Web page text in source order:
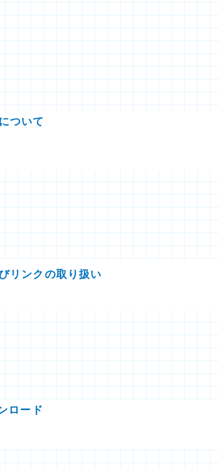
ついて
リンクの取り扱い
ロード